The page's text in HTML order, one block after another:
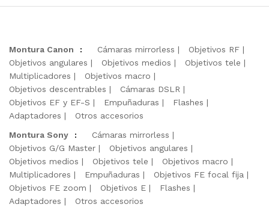
Montura Canon : Cámaras mirrorless
Objetivos RF
Objetivos angulares
Objetivos medios
Objetivos tele
Multiplicadores
Objetivos macro
Objetivos descentrables
Cámaras DSLR
Objetivos EF y EF-S
Empuñaduras
Flashes
Adaptadores
Otros accesorios
Montura Sony
:
Cámaras mirrorless
Objetivos G/G Master
Objetivos angulares
Objetivos medios
Objetivos tele
Objetivos macro
Multiplicadores
Empuñaduras
Objetivos FE focal fija
Objetivos FE zoom
Objetivos E
Flashes
Adaptadores
Otros accesorios